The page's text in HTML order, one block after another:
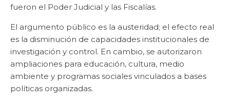
fueron el Poder Judicial y las Fiscalías.
El argumento público es la austeridad; el efecto real
es la disminución de capacidades institucionales de
investigación y control. En cambio, se autorizaron
ampliaciones para educación, cultura, medio
ambiente y programas sociales vinculados a bases
políticas organizadas.